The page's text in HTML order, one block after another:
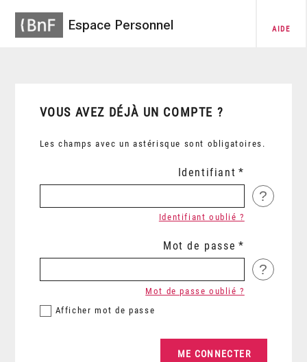
Espace Personnel AIDE
VOUS AVEZ DÉJÀ UN COMPTE ?
Les champs avec un astérisque sont obligatoires.
Identifiant
?
Identifiant oublié ?
Mot de passe
?
Afficher mot de passe
Mot de passe oublié ?